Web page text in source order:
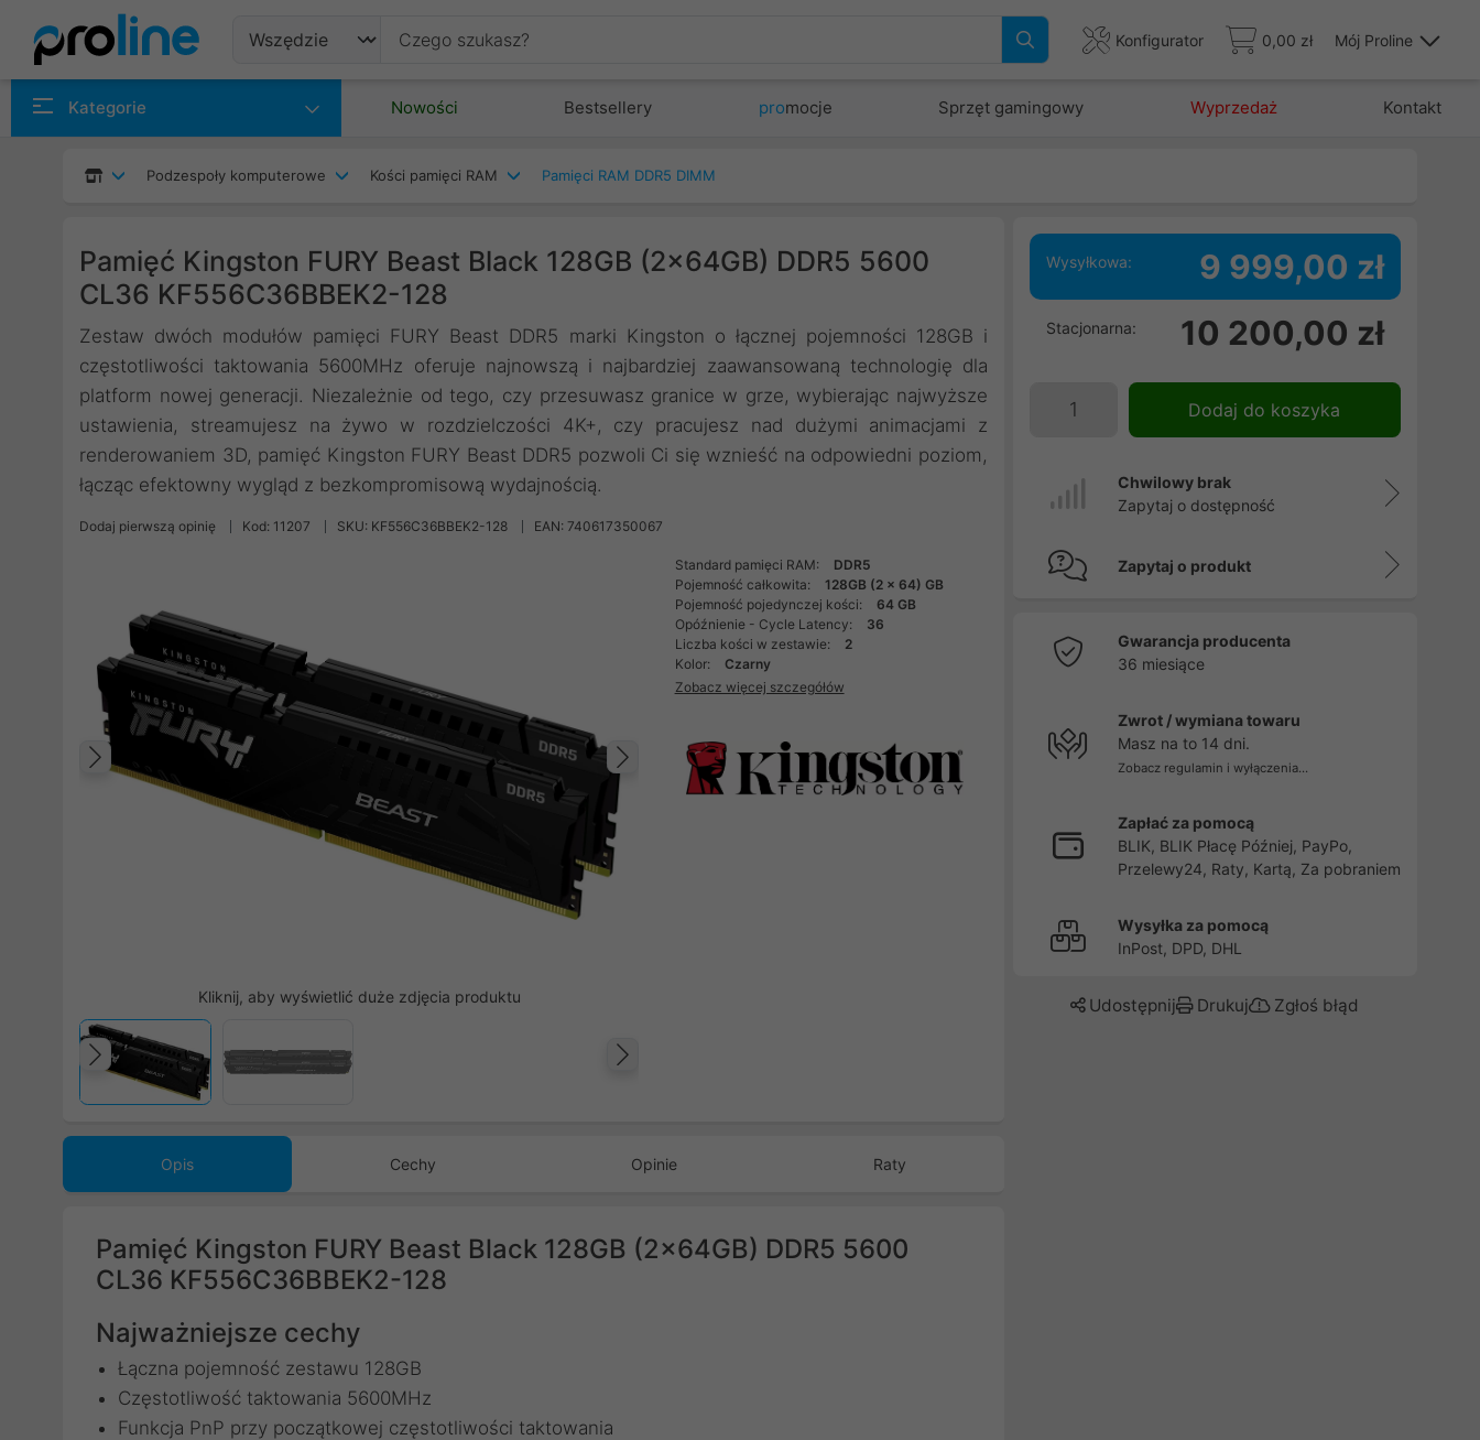
Konfigurator 0,00 zł Mój Proline
Kategorie Nowości Bestsellery promocje Sprzęt gamingowy Wyprzedaż Kontakt
Podzespoły komputerowe Kości pamięci RAM Pamięci RAM DDR5 DIMM
Pamięć Kingston FURY Beast Black 128GB (2x64GB) DDR5 5600
CL36 KF556C36BBEK2-128
Zestaw dwóch modułów pamięci FURY Beast DDR5 marki Kingston o łącznej pojemności 128GB i
częstotliwości taktowania 5600MHz oferuje najnowszą i najbardziej zaawansowaną technologię dla
platform nowej generacji. Niezależnie od tego, czy przesuwasz granice w grze, wybierając najwyższe
ustawienia, streamujesz na żywo w rozdzielczości 4K+, czy pracujesz nad dużymi animacjami z
renderowaniem 3D, pamięć Kingston FURY Beast DDR5 pozwoli Ci się wznieść na odpowiedni poziom,
łącząc efektowny wygląd z bezkompromisową wydajnością.
Dodaj pierwszą opinię Kod: 11207 SKU: KF556C36BBEK2-128 EAN: 740617350067
Następny
Poprzedni
Kliknij, aby wyświetlić duże zdjęcia produktu
Poprzedni
Standard pamięci RAM:
DDR5
Pojemność całkowita:
128GB (2 x 64) GB
Pojemność pojedynczej kości:
64 GB
Opóźnienie - Cycle Latency:
36
Liczba kości w zestawie:
2
Kolor:
Czarny
Zobacz więcej szczegółów
Opis Cechy Opinie Raty
Pamięć Kingston FURY Beast Black 128GB (2x64GB) DDR5 5600
CL36 KF556C36BBEK2-128
Najważniejsze cechy
Łączna pojemność zestawu 128GB
Częstotliwość taktowania 5600MHz
Funkcja PnP przy początkowej częstotliwości taktowania
Wysyłkowa: 9 999,00 zł
Stacjonarna: 10 200,00 zł
Dodaj do koszyka
Chwilowy brak
Zapytaj o dostępność
Zapytaj o produkt
Gwarancja producenta
36 miesiące
Zwrot / wymiana towaru
Masz na to 14 dni.
Zobacz regulamin i wyłączenia...
Zapłać za pomocą
BLIK, BLIK Płacę Później, PayPo,
Przelewy24, Raty, Kartą, Za pobraniem
Wysyłka za pomocą
InPost, DPD, DHL
Udostępnij Drukuj Zgłoś błąd